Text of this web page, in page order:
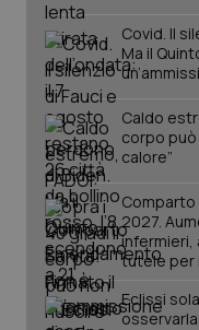
Covid. Il
Ma il
Caldo
corpo
calore”
Comparto
2027.
infermieri,
tutele per
Eclissi
PHPSESSID